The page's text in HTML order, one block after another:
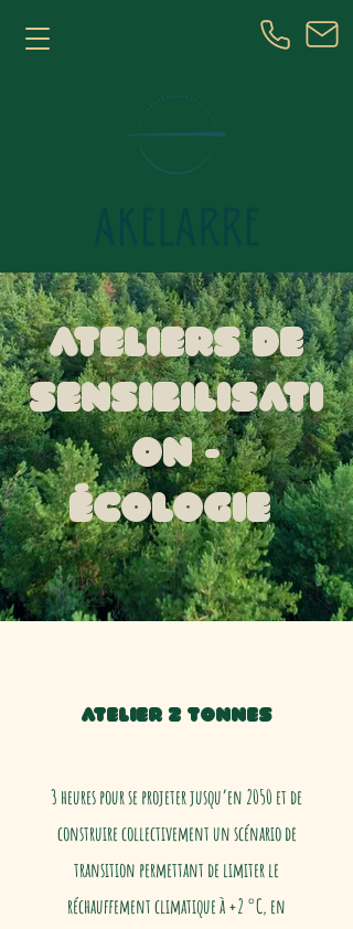
Ateliers de
sensibilisati
on -
écologie
Atelier 2 Tonnes
3 heures pour se projeter jusqu’en 2050 et de
construire collectivement un scénario de
transition permettant de limiter le
réchauffement climatique à +2 °C, en